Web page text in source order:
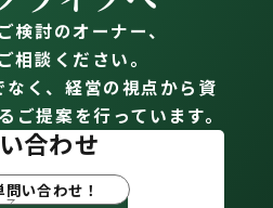
検討のオーナー、
相談ください。
く、経営の視点から資
ご提案を行っています。
合わせ
い合わせ！